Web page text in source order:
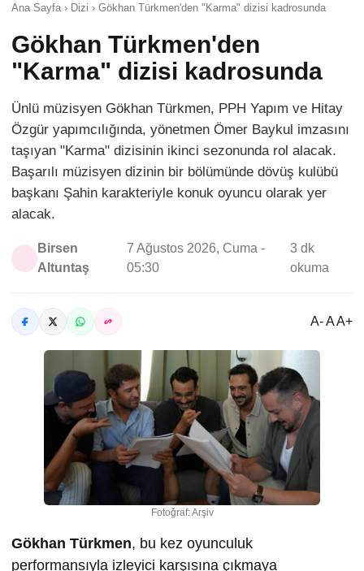
Ana Sayfa › Dizi › Gökhan Türkmen'den "Karma" dizisi kadrosunda
Gökhan Türkmen'den
"Karma" dizisi kadrosunda
Ünlü müzisyen Gökhan Türkmen, PPH Yapım ve Hitay
Özgür yapımcılığında, yönetmen Ömer Baykul imzasını
taşıyan "Karma" dizisinin ikinci sezonunda rol alacak.
Başarılı müzisyen dizinin bir bölümünde dövüş kulübü
başkanı Şahin karakteriyle konuk oyuncu olarak yer
alacak.
Birsen
Altuntaş
7 Ağustos 2026, Cuma -
05:30
3 dk
okuma
A- A A+
Fotoğraf: Arşiv
Gökhan Türkmen, bu kez oyunculuk
performansıyla izleyici karşısına çıkmaya